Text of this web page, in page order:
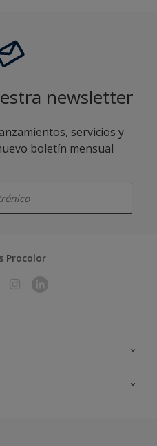
newsletter
servicios y
boletín mensual
Procolor